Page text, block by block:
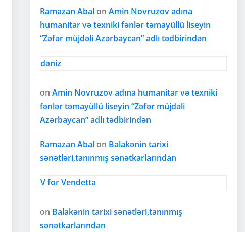
Ramazan Abal on Amin Novruzov adına
humanitar və texniki fənlər təmayüllü liseyin
“Zəfər müjdəli Azərbaycan” adlı tədbirindən
dəniz
on Amin Novruzov adına humanitar və texniki
fənlər təmayüllü liseyin “Zəfər müjdəli
Azərbaycan” adlı tədbirindən
Ramazan Abal on Balakənin tarixi
sənətləri,tanınmış sənətkarlarından
V for Vendetta
on Balakənin tarixi sənətləri,tanınmış
sənətkarlarından